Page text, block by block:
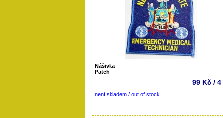
Nášivka
Patch
99 Kč / 4
není skladem / out of stock